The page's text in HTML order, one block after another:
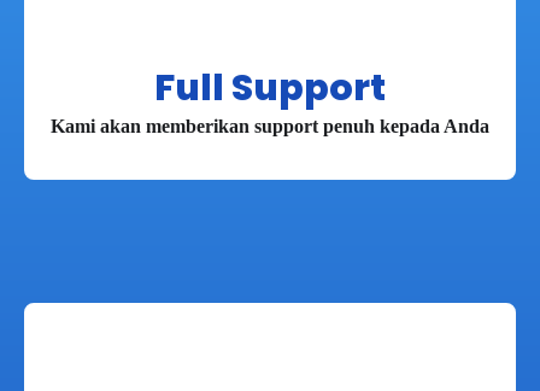
Full Support
Kami akan memberikan support penuh kepada Anda